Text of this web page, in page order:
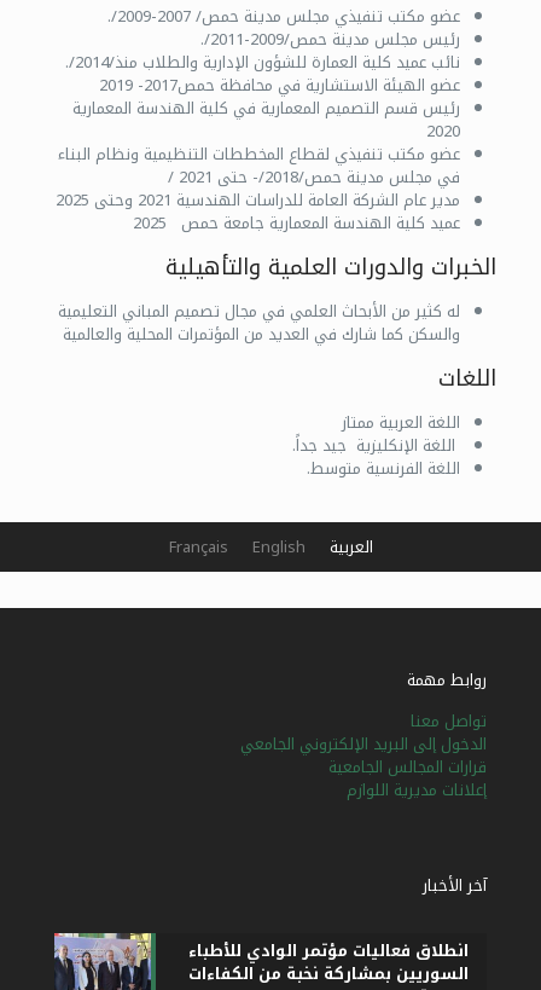
عضو مكتب تنفيذي مجلس مدينة حمص/ 2007-2009/.
رئيس مجلس مدينة حمص/2009-2011/.
نائب عميد كلية العمارة للشؤون الإدارية والطلاب منذ/2014/.
عضو الهيئة الاستشارية في محافظة حمص2017- 2019
رئيس قسم التصميم المعمارية في كلية الهندسة المعمارية
2020
عضو مكتب تنفيذي لقطاع المخططات التنظيمية ونظام البناء
في مجلس مدينة حمص/2018/- حتى 2021 /
مدير عام الشركة العامة للدراسات الهندسية 2021 وحتى 2025
عميد كلية الهندسة المعمارية جامعة حمص 2025
الخبرات والدورات العلمية والتأهيلية
له كثير من الأبحاث العلمي في مجال تصميم المباني التعليمية
والسكن كما شارك في العديد من المؤتمرات المحلية والعالمية
اللغات
اللغة العربية ممتاز
اللغة الإنكليزية جيد جداً.
اللغة الفرنسية متوسط.
روابط مهمة
تواصل معنا
الدخول إلى البريد الإلكتروني الجامعي
قرارات المجالس الجامعية
إعلانات مديرية اللوازم
آخر الأخبار
انطلاق فعاليات مؤتمر الوادي للأطباء
السوريين بمشاركة نخبة من الكفاءات
العربية English
Français